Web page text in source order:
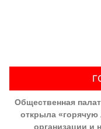
Общественная
открыла
организации и